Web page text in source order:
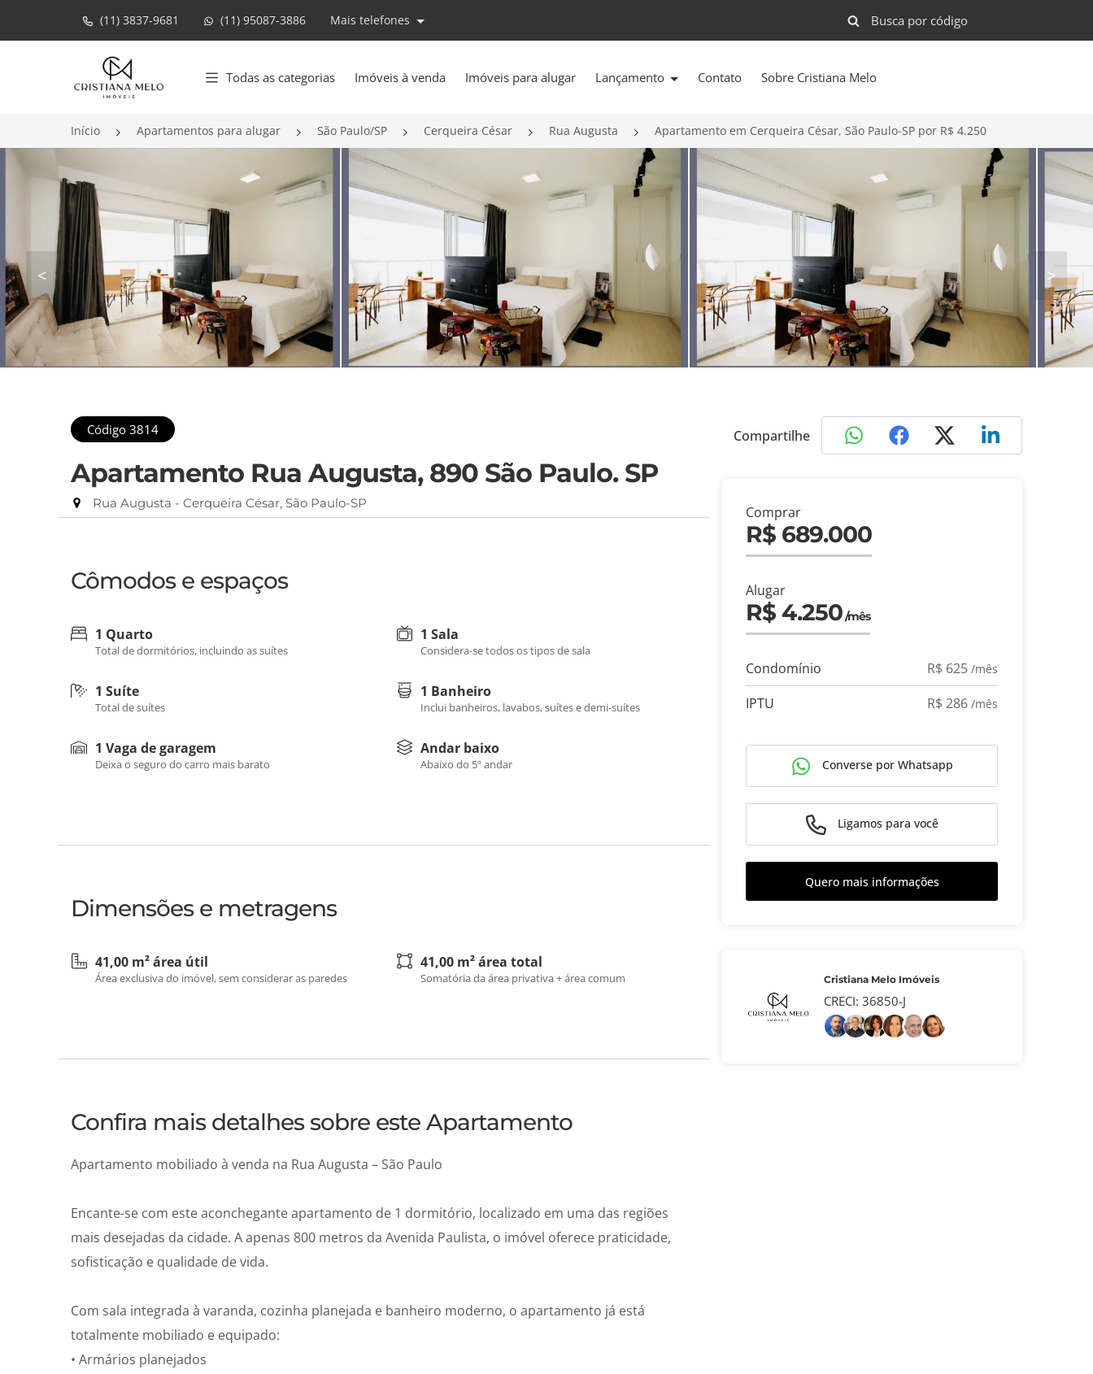
(11) 3837-9681 (11) 95087-3886 Mais telefones
Página inicial
Todas as categorias Imóveis à venda Imóveis para alugar Lançamento Contato Sobre Cristiana Melo
Início Apartamentos para alugar São Paulo/SP Cerqueira César Rua Augusta Apartamento em Cerqueira César, São Paulo-SP por R$ 4.250
< >
Código 3814
Apartamento Rua Augusta, 890 São Paulo. SP
Rua Augusta - Cerqueira César, São Paulo-SP
Cômodos e espaços
1 Quarto
Total de dormitórios, incluindo as suítes
1 Sala
Considera-se todos os tipos de sala
1 Suíte
Total de suítes
1 Banheiro
Inclui banheiros, lavabos, suítes e demi-suítes
1 Vaga de garagem
Deixa o seguro do carro mais barato
Andar baixo
Abaixo do 5º andar
Dimensões e metragens
41,00 m² área útil
Área exclusiva do imóvel, sem considerar as paredes
41,00 m² área total
Somatória da área privativa + área comum
Confira mais detalhes sobre este Apartamento
Apartamento mobiliado à venda na Rua Augusta – São Paulo
Encante-se com este aconchegante apartamento de 1 dormitório, localizado em uma das regiões
mais desejadas da cidade. A apenas 800 metros da Avenida Paulista, o imóvel oferece praticidade,
sofisticação e qualidade de vida.
Com sala integrada à varanda, cozinha planejada e banheiro moderno, o apartamento já está
totalmente mobiliado e equipado:
• Armários planejados
Compartilhe
Comprar
R$ 689.000
Alugar
R$ 4.250/mês
Condomínio R$ 625 /mês
IPTU R$ 286 /mês
Converse por Whatsapp
Ligamos para você
Quero mais informações
Cristiana Melo Imóveis
CRECI: 36850-J